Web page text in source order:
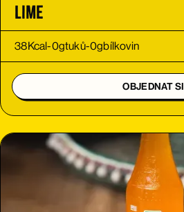
Lime
38Kcal-0gtuků-0gbílkovin
OBJEDNAT SI